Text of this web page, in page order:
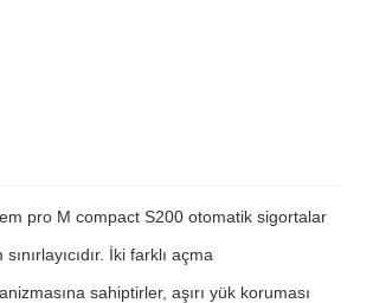
pro M compact S200 otomatik sigortalar
sınırlayıcıdır. İki farklı açma
sahiptirler, aşırı yük koruması